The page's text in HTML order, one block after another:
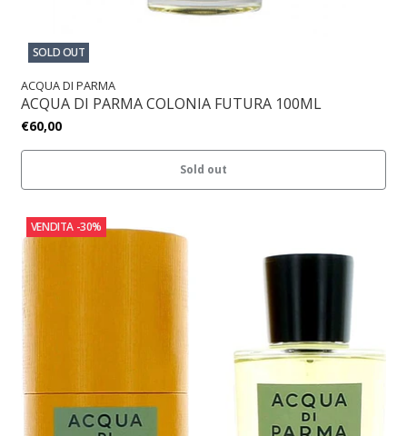
SOLD OUT
ACQUA DI PARMA
ACQUA DI PARMA COLONIA FUTURA 100ML
€60,00
Sold out
VENDITA -30%